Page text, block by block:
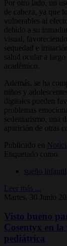
Por otro lado, un
de cabeza, ya que
vulnerables al
debido a su
visual,
sequedad e
salud ocular a
académico.
Además, se ha
niños y
digitales pueden
problemas
sedentarismo, una
aparición de otras
Publicado en
Etiquetado como
sueño infantil
Leer más ...
Martes, 30 Junio
Visto bueno
Cosentyx en la
pediátrica